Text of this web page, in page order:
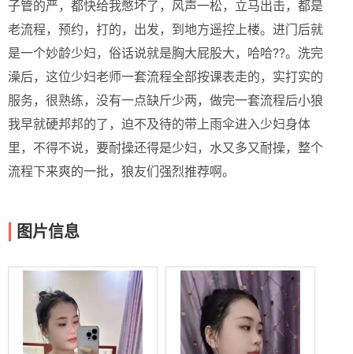
子管的严，都快给我憋坏了，风声一松，立马出击，都是
老流程，预约，打的，出发，到地方遥控上楼。进门后就
是一个妙龄少妇，俗话说就是胸大屁股大，哈哈??。洗完
澡后，这位少妇老师一套流程全部按课表走的，实打实的
服务，很熟练，没有一点缺斤少两，做完一套流程后小狼
我早就硬邦邦的了，迫不及待的带上雨伞进入少妇身体
里，不得不说，要耐操还得是少妇，水又多又耐操，整个
流程下来爽的一批，狼友们强烈推荐啊。
图片信息